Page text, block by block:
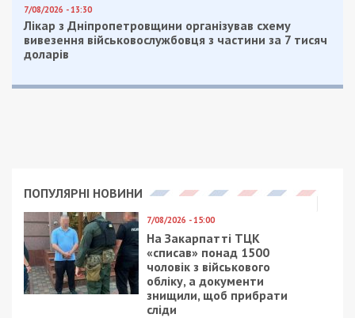
7/08/2026 - 13:30
Лікар з Дніпропетровщини організував схему
вивезення військовослужбовця з частини за 7 тисяч
доларів
ПОПУЛЯРНІ НОВИНИ
7/08/2026 - 15:00
На Закарпатті ТЦК
«списав» понад 1500
чоловік з військового
обліку, а документи
знищили, щоб прибрати
сліди